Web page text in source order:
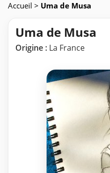
Accueil > Uma de Musa
Uma de Musa
Origine : La France